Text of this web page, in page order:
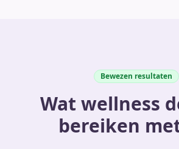
Bewezen resultaten
Wat wellness
bereiken